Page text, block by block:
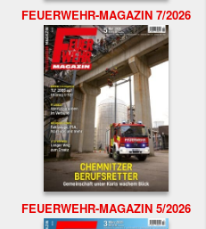
FEUERWEHR-MAGAZIN 7/2026
FEUERWEHR-MAGAZIN 5/2026